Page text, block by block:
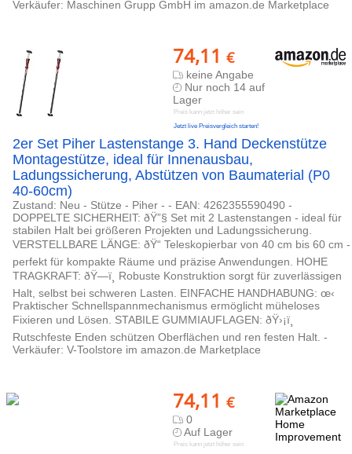
Verkäufer: Maschinen Grupp GmbH im amazon.de Marketplace
74,11 €
keine Angabe
Nur noch 14 auf
Lager
Preis kann jetzt höher sein
Jetzt live Preisvergleich starten!
2er Set Piher Lastenstange 3. Hand Deckenstütze
Montagestütze, ideal für Innenausbau,
Ladungssicherung, Abstützen von Baumaterial (P0
40-60cm)
Zustand: Neu - Stütze - Piher - - EAN: 4262355590490 -
DOPPELTE SICHERHEIT: ðŸ”§ Set mit 2 Lastenstangen - ideal für
stabilen Halt bei größeren Projekten und Ladungssicherung.
VERSTELLBARE LÄNGE: ðŸ“ Teleskopierbar von 40 cm bis 60 cm -
perfekt für kompakte Räume und präzise Anwendungen. HOHE
TRAGKRAFT: ðŸ—ï¸ Robuste Konstruktion sorgt für zuverlässigen
Halt, selbst bei schweren Lasten. EINFACHE HANDHABUNG: œ‹
Praktischer Schnellspannmechanismus ermöglicht müheloses
Fixieren und Lösen. STABILE GUMMIAUFLAGEN: ðŸ›¡ï¸
Rutschfeste Enden schützen Oberflächen und ren festen Halt. -
Verkäufer: V-Toolstore im amazon.de Marketplace
74,11 €
0
Auf Lager
Preis kann jetzt höher sein